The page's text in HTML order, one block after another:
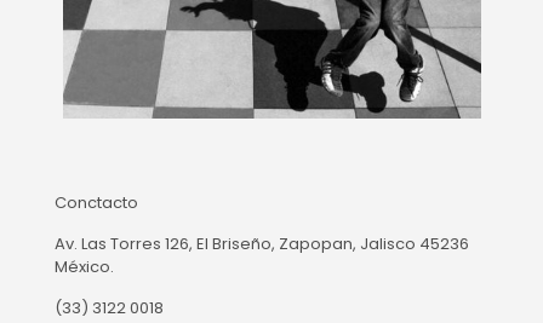
Conctacto
Av. Las Torres 126, El Briseño, Zapopan, Jalisco 45236
México.
(33) 3122 0018